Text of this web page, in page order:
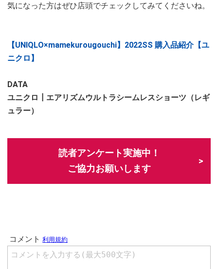
気になった方はぜひ店頭でチェックしてみてくださいね。
【UNIQLO×mamekurougouchi】2022SS 購入品紹介【ユ
ニクロ】
DATA
ユニクロ┃エアリズムウルトラシームレスショーツ（レギ
ュラー）
読者アンケート実施中！
ご協力お願いします